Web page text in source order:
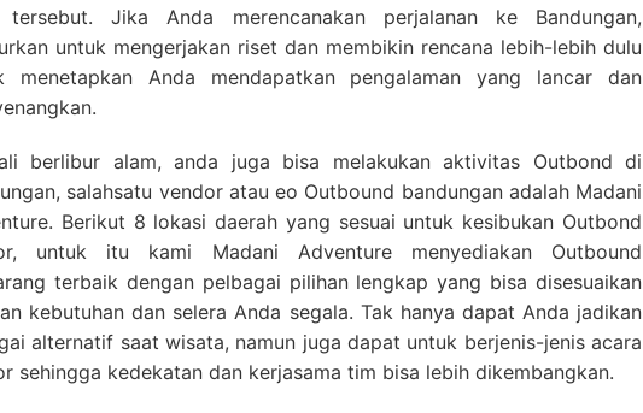
tersebut. Jika Anda merencanakan perjalanan ke Bandungan,
untuk mengerjakan riset dan membikin rencana lebih-lebih dulu
menetapkan Anda mendapatkan pengalaman yang lancar dan
berlibur alam, anda juga bisa melakukan aktivitas Outbond di
salahsatu vendor atau eo Outbound bandungan adalah Madani
Berikut 8 lokasi daerah yang sesuai untuk kesibukan Outbond
untuk itu kami Madani Adventure menyediakan Outbound
terbaik dengan pelbagai pilihan lengkap yang bisa disesuaikan
kebutuhan dan selera Anda segala. Tak hanya dapat Anda jadikan
alternatif saat wisata, namun juga dapat untuk berjenis-jenis acara
sehingga kedekatan dan kerjasama tim bisa lebih dikembangkan.